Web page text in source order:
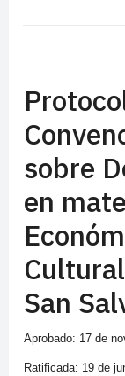
sobre
en
San
Aprobado: 17 de
Ratificada: 19 de